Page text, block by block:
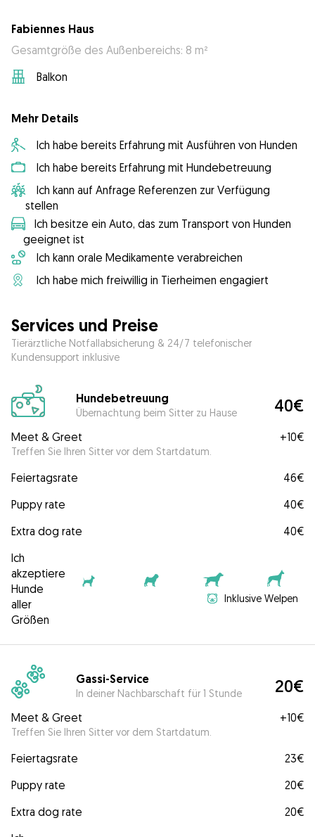
Fabiennes Haus
Gesamtgröße des Außenbereichs: 8 m²
Balkon
Mehr Details
Ich habe bereits Erfahrung mit Ausführen von Hunden
Ich habe bereits Erfahrung mit Hundebetreuung
Ich kann auf Anfrage Referenzen zur Verfügung
stellen
Ich besitze ein Auto, das zum Transport von Hunden
geeignet ist
Ich kann orale Medikamente verabreichen
Ich habe mich freiwillig in Tierheimen engagiert
Services und Preise
Tierärztliche Notfallabsicherung & 24/7 telefonischer
Kundensupport inklusive
Hundebetreuung
Übernachtung beim Sitter zu Hause 40€
Meet & Greet
Treffen Sie Ihren Sitter vor dem Startdatum.
+10€
Feiertagsrate
46€
Puppy rate
40€
Extra dog rate
40€
Ich
akzeptiere
Hunde
aller
Größen
Inklusive Welpen
Gassi-Service
In deiner Nachbarschaft für 1 Stunde 20€
Meet & Greet
Treffen Sie Ihren Sitter vor dem Startdatum.
+10€
Feiertagsrate
23€
Puppy rate
20€
Extra dog rate
20€